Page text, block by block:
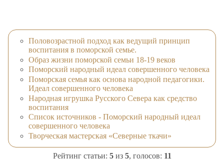
Половозрастной подход как ведущий принцип
воспитания в поморской семье.
Образ жизни поморской семьи 18-19 веков
Поморский народный идеал совершенного человека
Поморская семья как основа народной педагогики.
Идеал совершенного человека
Народная игрушка Русского Севера как средство
воспитания
Список источников - Поморский народный идеал
совершенного человека
Творческая мастерская «Северные ткачи»
Рейтинг статьи: 5из 5, голосов: 11